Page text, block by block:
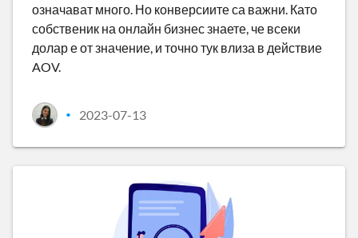
означават много. Но конверсиите са важни. Като
собственик на онлайн бизнес знаете, че всеки
долар е от значение, и точно тук влиза в действие
AOV.
• 2023-07-13